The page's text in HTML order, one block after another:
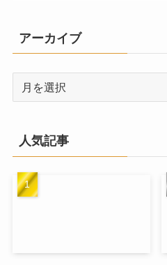
ー
アーカイブ
ブ
人気記事